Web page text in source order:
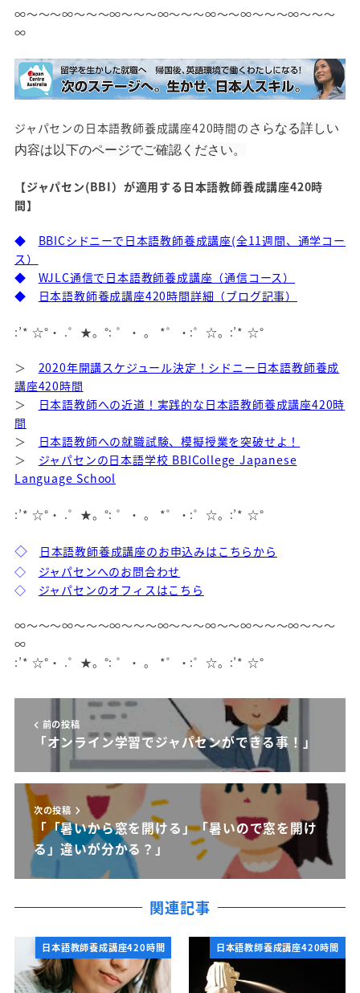
∞～～～∞～～～∞～～～∞～～～∞～～∞～～～∞～～～
∞
ジャパセンの日本語教師養成講座420時間の さらなる詳しい
内容は以下のページでご確認ください。
【ジャパセン(BBI）が適用する日本語教師養成講座420時
間】
◆
BBICシドニーで日本語教師養成講座(全11週間、通学コー
ス）
◆
WJLC通信で日本語教師養成講座（通信コース）
◆
日本語教師養成講座420時間詳細（ブログ記事）
:’* ☆°・ .゜★。°: ゜・ 。 *゜・:゜☆。:’* ☆°
＞ 2020年開講スケジュール決定！シドニー日本語教師養成
講座420時間
＞
日本語教師への近道！実践的な日本語教師養成講座420時
間
＞
日本語教師への就職試験、模擬授業を突破せよ！
＞ ジャパセンの日本語学校 BBICollege Japanese
Language School
:’* ☆°・ .゜★。°: ゜・ 。 *゜・:゜☆。:’* ☆°
◇
日本語教師養成講座のお申込みはこちらから
◇
ジャパセンへのお問合わせ
◇
ジャパセンのオフィスはこちら
∞～～～∞～～～∞～～～∞～～～∞～～∞～～～∞～～～
∞
:’* ☆°・ .゜★。°: ゜・ 。 *゜・:゜☆。:’* ☆°
前の投稿
「オンライン学習でジャパセンができる事！」
次の投稿
「「暑いから窓を開ける」「暑いので窓を開け
る」違いが分かる？」
関連記事
日本語教師養成講座420時間 日本語教師養成講座420時間